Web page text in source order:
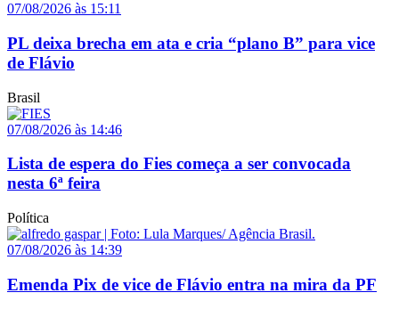
07/08/2026 às 15:11
PL deixa brecha em ata e cria “plano B” para vice
de Flávio
Brasil
07/08/2026 às 14:46
Lista de espera do Fies começa a ser convocada
nesta 6ª feira
Política
07/08/2026 às 14:39
Emenda Pix de vice de Flávio entra na mira da PF